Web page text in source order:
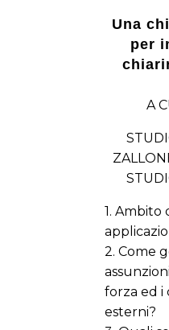
Una
per
A
1. Ambito
2. Come
forza ed i
esterni?